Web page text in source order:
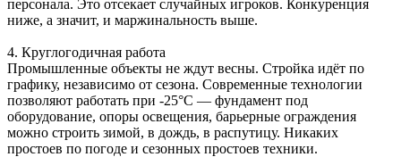
персонала. Это отсекает случайных игроков. Конкуренция
ниже, а значит, и маржинальность выше.
4. Круглогодичная работа
Промышленные объекты не ждут весны. Стройка идёт по
графику, независимо от сезона. Современные технологии
позволяют работать при -25°C — фундамент под
оборудование, опоры освещения, барьерные ограждения
можно строить зимой, в дождь, в распутицу. Никаких
простоев по погоде и сезонных простоев техники.